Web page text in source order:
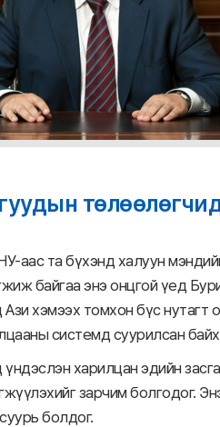
аас та бүхэнд халуун
байгаа энэ онцгой үед
хэмээх томхон бүс нутагт
системд суурилсан
харилцан эдийн
зарчим болгодог.
болдог.